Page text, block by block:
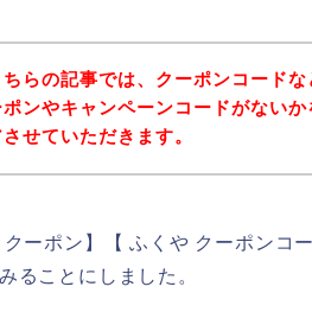
らの記事では、クーポンコード
ンやキャンペーンコードがない
せていただきます。
ーポン】【 ふくや クーポンコ
ることにしました。